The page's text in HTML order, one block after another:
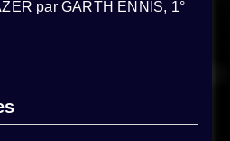
par GARTH ENNIS, 1°